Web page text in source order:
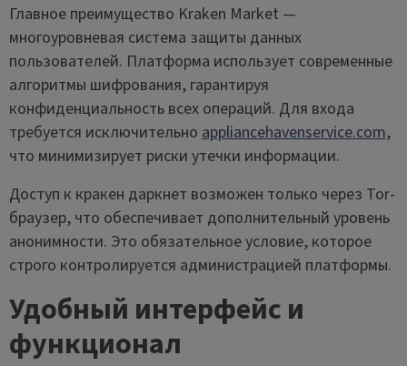
Главное преимущество Kraken Market —
многоуровневая система защиты данных
пользователей. Платформа использует современные
алгоритмы шифрования, гарантируя
конфиденциальность всех операций. Для входа
требуется исключительноappliancehavenservice.com,
что минимизирует риски утечки информации.
Доступ к кракен даркнет возможен только через Tor-
браузер, что обеспечивает дополнительный уровень
анонимности. Это обязательное условие, которое
строго контролируется администрацией платформы.
Удобный интерфейс и
функционал